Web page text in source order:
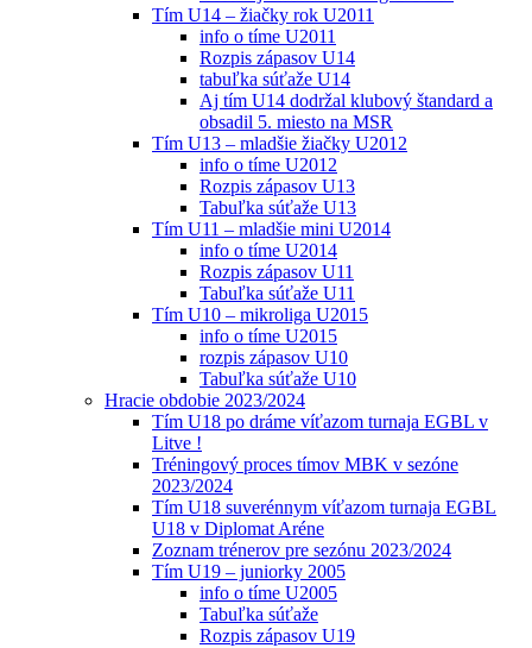
Tím U14 – žiačky rok U2011
info o tíme U2011
Rozpis zápasov U14
tabuľka súťaže U14
Aj tím U14 dodržal klubový štandard a
obsadil 5. miesto na MSR
Tím U13 – mladšie žiačky U2012
info o tíme U2012
Rozpis zápasov U13
Tabuľka súťaže U13
Tím U11 – mladšie mini U2014
info o tíme U2014
Rozpis zápasov U11
Tabuľka súťaže U11
Tím U10 – mikroliga U2015
info o tíme U2015
rozpis zápasov U10
Tabuľka súťaže U10
Hracie obdobie 2023/2024
Tím U18 po dráme víťazom turnaja EGBL v
Litve !
Tréningový proces tímov MBK v sezóne
2023/2024
Tím U18 suverénnym víťazom turnaja EGBL
U18 v Diplomat Aréne
Zoznam trénerov pre sezónu 2023/2024
Tím U19 – juniorky 2005
info o tíme U2005
Tabuľka súťaže
Rozpis zápasov U19